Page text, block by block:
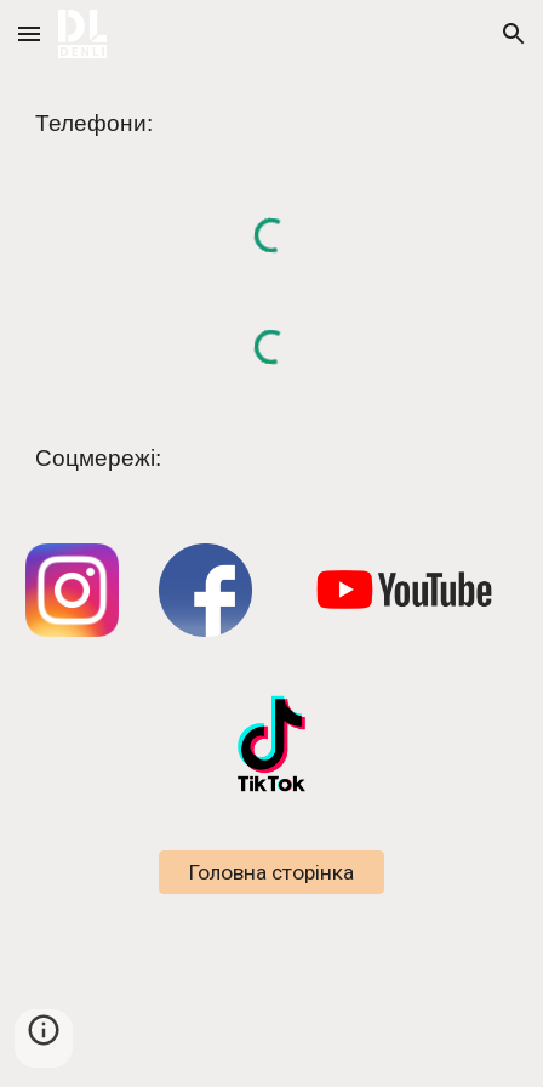
Skip to main content Skip to navigation
Телефони:
Соцмережі:
Головна сторінка